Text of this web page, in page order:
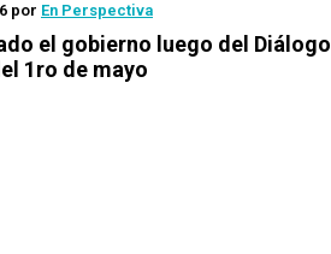
por En Perspectiva
el gobierno luego del Diálogo
1ro de mayo